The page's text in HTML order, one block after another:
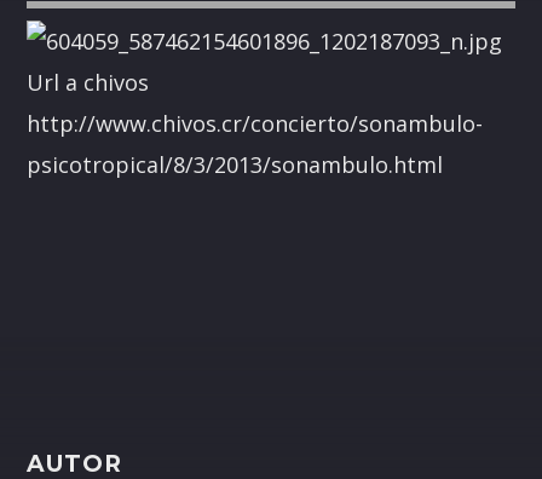
Facebook
Whatsapp
Url a chivos
http://www.chivos.cr/concierto/sonambulo-
psicotropical/8/3/2013/sonambulo.html
AUTOR